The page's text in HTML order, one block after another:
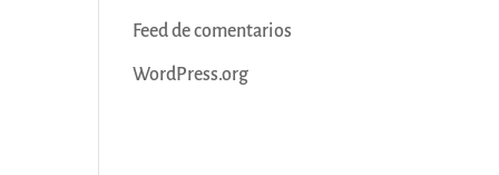
Feed de comentarios
WordPress.org